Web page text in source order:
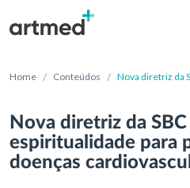
Home / Conteúdos / Nova diretriz da
Nova diretriz da
espiritualidade para
doenças